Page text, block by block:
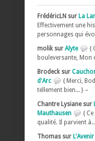
FrédéricLN sur La
Effectivement une
personnages qui
molik sur Alyte
{
bouleversante, Mon
Brodeck sur
d'Arc
{ Merci,
tellement bien... } –
Chantre Lysiane sur
Mauthausen
{
qualité. Il parvient
Thomas sur